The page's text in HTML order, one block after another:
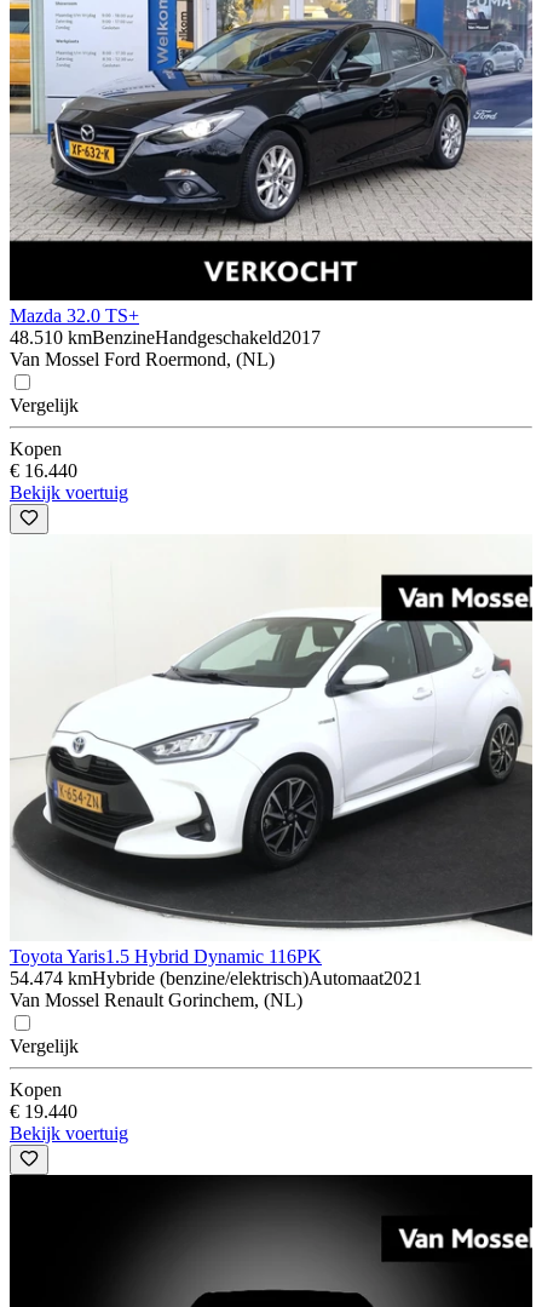
Mazda 32.0 TS+
48.510 kmBenzineHandgeschakeld2017
Van Mossel Ford Roermond, (NL)
Vergelijk
Kopen
€ 16.440
Bekijk voertuig
Toyota Yaris1.5 Hybrid Dynamic 116PK
54.474 kmHybride (benzine/elektrisch)Automaat2021
Van Mossel Renault Gorinchem, (NL)
Vergelijk
Kopen
€ 19.440
Bekijk voertuig